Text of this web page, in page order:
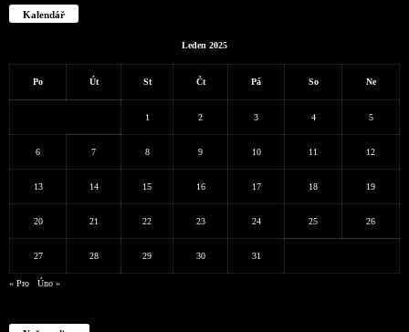
Kalendář
Leden 2025
Po Út St Čt Pá So Ne
1 2 3 4 5
6 7 8 9 10 11 12
13 14 15 16 17 18 19
20 21 22 23 24 25 26
27 28 29 30 31
« Pro Úno »